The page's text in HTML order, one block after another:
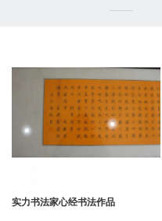
实力书法家心经书法作品